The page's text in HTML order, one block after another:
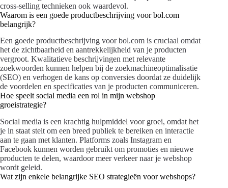
cross-selling technieken ook waardevol.
Waarom is een goede productbeschrijving voor bol.com
belangrijk?
Een goede productbeschrijving voor bol.com is cruciaal omdat
het de zichtbaarheid en aantrekkelijkheid van je producten
vergroot. Kwalitatieve beschrijvingen met relevante
zoekwoorden kunnen helpen bij de zoekmachineoptimalisatie
(SEO) en verhogen de kans op conversies doordat ze duidelijk
de voordelen en specificaties van je producten communiceren.
Hoe speelt social media een rol in mijn webshop
groeistrategie?
Social media is een krachtig hulpmiddel voor groei, omdat het
je in staat stelt om een breed publiek te bereiken en interactie
aan te gaan met klanten. Platforms zoals Instagram en
Facebook kunnen worden gebruikt om promoties en nieuwe
producten te delen, waardoor meer verkeer naar je webshop
wordt geleid.
Wat zijn enkele belangrijke SEO strategieën voor webshops?